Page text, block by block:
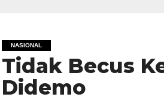
NASIONAL
Tidak Becus
Didemo